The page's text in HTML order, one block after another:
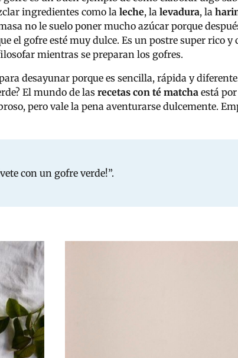
ingredientes como laleche, lalevadura, la
no le suelo poner mucho azúcar porque
el gofre esté muy dulce. Es un postre super rico
mientras se preparan los gofres.
desayunar porque es sencilla, rápida y
El mundo de lasrecetas con té matcha está
pero vale la pena aventurarse dulcemente.
con un gofre verde!”.